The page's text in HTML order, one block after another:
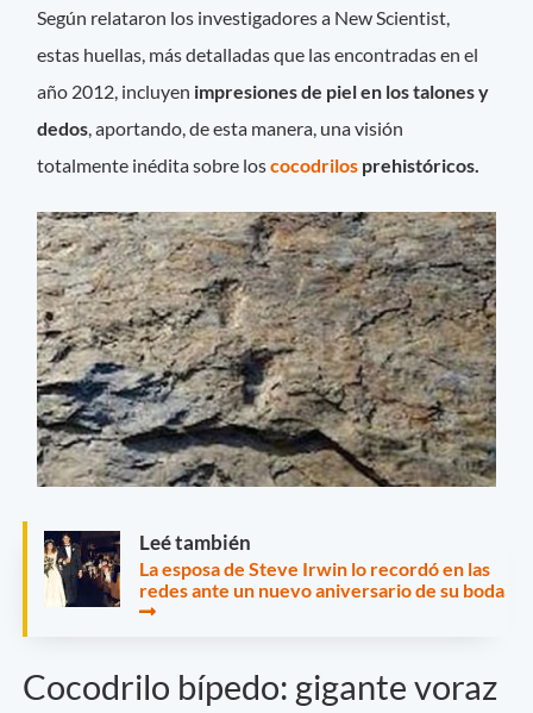
Según relataron los investigadores a New Scientist,
estas huellas, más detalladas que las encontradas en el
año 2012, incluyen impresiones de piel en los talones y
dedos, aportando, de esta manera, una visión
totalmente inédita sobre loscocodrilos prehistóricos.
Leé también
La esposa de Steve Irwin lo recordó en las
redes ante un nuevo aniversario de su boda
Cocodrilo bípedo: gigante voraz